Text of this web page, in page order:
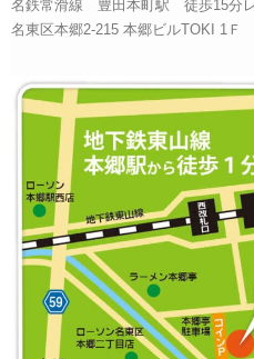
名鉄常滑線 豊田本町駅 徒歩15分
名東区本郷2-215 本郷ビルTOKI 1Ｆ